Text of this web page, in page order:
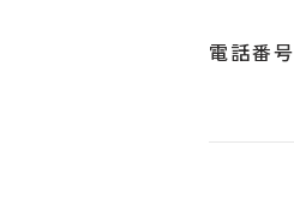
電話番号